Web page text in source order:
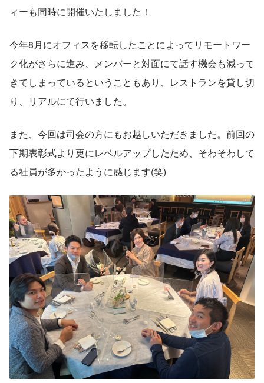
ィーも同時に開催いたしました！
今年8月にオフィスを移転したことによってリモートワー
ク化がさらに進み、メンバーと対面にて話す機会も減って
きてしまっているということもあり、レストランを貸し切
り、リアルにて行いました。
また、今回は司会の方にもお越しいただきました。前回の
下期表彰式より更にレベルアップしたため、そわそわして
る社員が多かったように感じます(笑)